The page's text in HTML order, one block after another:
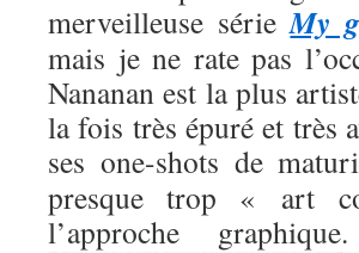
merveilleuse sérieMy
mais je ne rate pas
Nananan est la plus
la fois très épuré et très
ses one-shots de
presque trop « art
l’approche